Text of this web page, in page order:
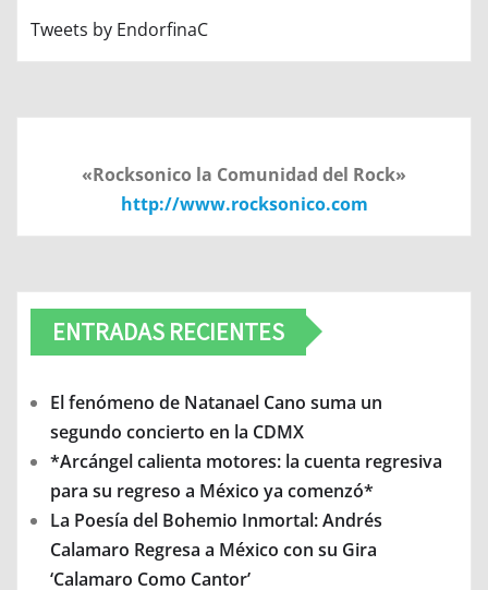
Tweets by EndorfinaC
«Rocksonico la Comunidad del Rock»
http://www.rocksonico.com
ENTRADAS RECIENTES
El fenómeno de Natanael Cano suma un
segundo concierto en la CDMX
*Arcángel calienta motores: la cuenta regresiva
para su regreso a México ya comenzó*
La Poesía del Bohemio Inmortal: Andrés
Calamaro Regresa a México con su Gira
‘Calamaro Como Cantor’